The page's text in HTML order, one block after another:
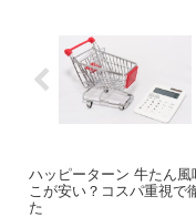
ハッピーターン 牛たん
こが安い？コスパ重視で
た